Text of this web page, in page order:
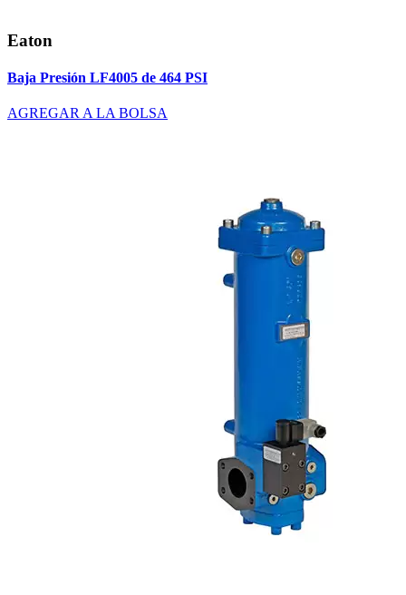
Eaton
Baja Presión LF4005 de 464 PSI
AGREGAR A LA BOLSA